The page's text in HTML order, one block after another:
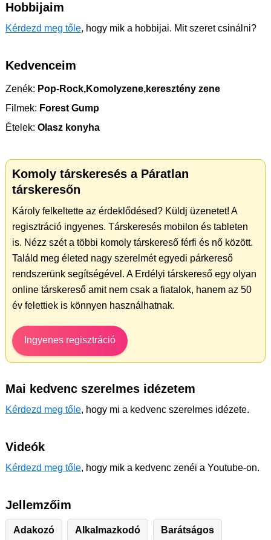
Hobbijaim
Kérdezd meg tőle, hogy mik a hobbijai. Mit szeret csinálni?
Kedvenceim
Zenék: Pop-Rock,Komolyzene,keresztény zene
Filmek: Forest Gump
Ételek: Olasz konyha
Komoly társkeresés a Páratlan
társkeresőn
Károly felkeltette az érdeklődésed? Küldj üzenetet! A
regisztráció ingyenes. Társkeresés mobilon és tableten
is. Nézz szét a többi komoly társkereső férfi és nő között.
Találd meg életed nagy szerelmét egyedi párkereső
rendszerünk segítségével. A Erdélyi társkereső egy olyan
online társkereső amit nem csak a fiatalok, hanem az 50
év felettiek is könnyen használhatnak.
Ingyenes regisztráció
Mai kedvenc szerelmes idézetem
Kérdezd meg tőle, hogy mi a kedvenc szerelmes idézete.
Videók
Kérdezd meg tőle, hogy mik a kedvenc zenéi a Youtube-on.
Jellemzőim
Adakozó Alkalmazkodó Barátságos